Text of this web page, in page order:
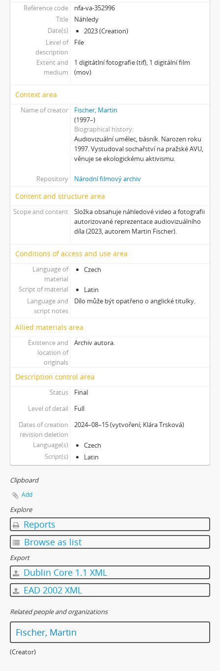
[Subseries] Proud
[Subseries] Plasma
[Subseries] Promiň
[Subseries] Ruda, minerál, prach, kov
[Subseries] Prolog
[Subseries] Sněm věcí
[Subseries] Konkomitantní růstový jev
[Subseries] Hun Tun
[Subseries] Acedia
[Subseries] Pyramida
[Subseries] Ecopoiesis
[Subseries] Zero Gravity Grave
[Subseries] Jak natáčet v Africe
[Subseries] Nadějní návštěvníci a truchlící průvodci: Zápisky z cestovního deníku temného turisty
[Subseries] Polní lékař aneb Pravidla styku s místními e-dívkami
[Subseries] Krajina opuštění I.: Dívka s bičem
[Subseries] Říká se, že nejdelší sen trvá 45 minut
[Subseries] Ticho před bouří
[Subseries] proxy
[Subseries] Škubej psa
[Subseries] Snowblind
[Subseries] Shores of the Same Sea
[Subseries] Houby
[Subseries] Amnion
[Subseries] Už se držím
[Subseries] And You Know What Comes Next...
[Subseries] SOFT DETECTIVE LOVE STORY
[Subseries] Intercore
Reference code
nfa-va-352996
Title
Náhledy
Date(s)
2023 (Creation)
Level of
description
File
Extent and
medium
1 digitátlní fotografie (tif), 1 digitální film
(mov)
Context area
Name of creator
Fischer, Martin
(1997–)
Biographical history
Audiovizuální umělec, básník. Narozen roku
1997. Vystudoval sochařství na pražské AVU,
věnuje se ekologickému aktivismu.
Repository Národní filmový archiv
Content and structure area
Scope and content
Složka obsahuje náhledové video a fotografii
autorizované reprezentace audiovizuálního
díla (2023, autorem Martin Fischer).
Conditions of access and use area
Language of
material
Czech
Script of material
Latin
Language and
script notes
Dílo může být opatřeno o anglické titulky.
Allied materials area
Existence and
location of
originals
Archiv autora.
Description control area
Status
Final
Level of detail
Full
Dates of creation
revision deletion
2024–08–15 (vytvoření; Klára Trsková)
Language(s)
Czech
Script(s)
Latin
Clipboard
Add
Explore
Reports
Browse as list
Export
Dublin Core 1.1 XML
EAD 2002 XML
Related people and organizations
Fischer, Martin
(Creator)